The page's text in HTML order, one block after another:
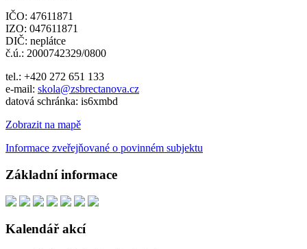
IČO: 47611871
IZO: 047611871
DIČ: neplátce
č.ú.: 2000742329/0800
tel.: +420 272 651 133
e-mail: skola@zsbrectanova.cz
datová schránka: is6xmbd
Zobrazit na mapě
Informace zveřejňované o povinném subjektu
Základní informace
Kalendář akcí